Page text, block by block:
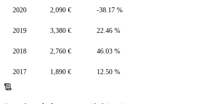
2020 2,090 € -38.17 %
2019 3,380 € 22.46 %
2018 2,760 € 46.03 %
2017 1,890 € 12.50 %